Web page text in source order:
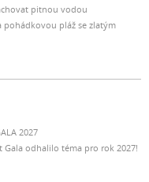
pitnou vodou
pohádkovou pláž se zlatým
2027
Gala odhalilo téma pro rok 2027!